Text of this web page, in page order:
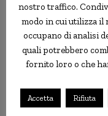
Contatti
metodo e
Non
un metodo
nostro traffico.
modo in cui utilizza
occupano di analisi
quali potrebbero
fornito loro o che
Accetta Rifiuta